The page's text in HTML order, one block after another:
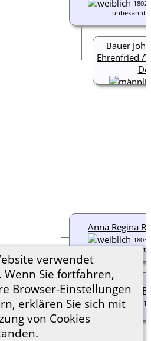
verwendet
Wenn Sie fortfahren,
Browser-Einstellungen
erklären Sie sich mit
von Cookies
unbekannt
Bauer
Ehrenfried /
Anna Regina
unbekannt
Maria Rosine